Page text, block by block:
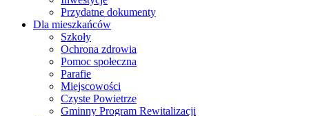
Przydatne dokumenty
Dla mieszkańców
Szkoły
Ochrona zdrowia
Pomoc społeczna
Parafie
Miejscowości
Czyste Powietrze
Gminny Program Rewitalizacji